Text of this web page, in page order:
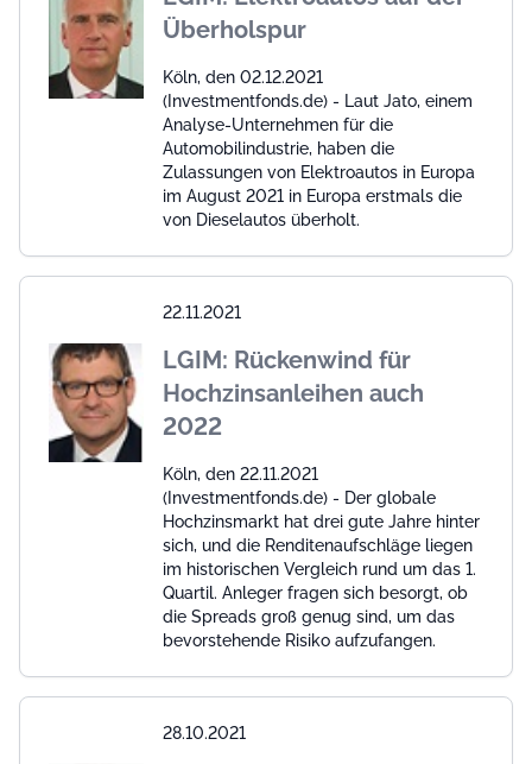
Überholspur
Köln, den 02.12.2021
(Investmentfonds.de) - Laut Jato, einem
Analyse-Unternehmen für die
Automobilindustrie, haben die
Zulassungen von Elektroautos in Europa
im August 2021 in Europa erstmals die
von Dieselautos überholt.
22.11.2021
LGIM: Rückenwind für
Hochzinsanleihen auch
2022
Köln, den 22.11.2021
(Investmentfonds.de) - Der globale
Hochzinsmarkt hat drei gute Jahre hinter
sich, und die Renditenaufschläge liegen
im historischen Vergleich rund um das 1.
Quartil. Anleger fragen sich besorgt, ob
die Spreads groß genug sind, um das
bevorstehende Risiko aufzufangen.
28.10.2021